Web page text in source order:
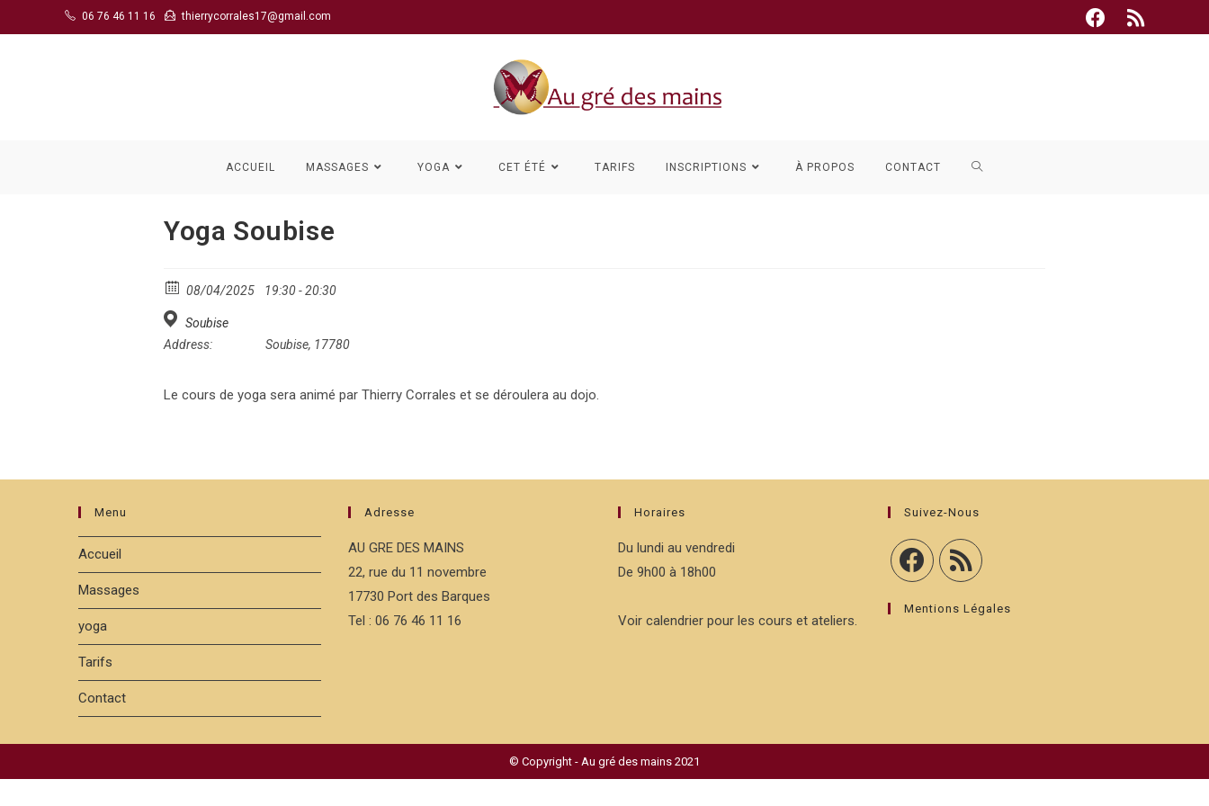
to
06 76 46 11 16 thierrycorrales17@gmail.com
ACCUEIL MASSAGES YOGA CET ÉTÉ TARIFS INSCRIPTIONS À PROPOS CONTACT TOGGLE
Yoga Soubise
08/04/2025 19:30 - 20:30
Soubise
Address:
Soubise, 17780
Le cours de yoga sera animé par Thierry Corrales et se déroulera au dojo.
Menu
Accueil
Massages
yoga
Tarifs
Contact
Adresse
AU GRE DES MAINS
22, rue du 11 novembre
17730 Port des Barques
Tel : 06 76 46 11 16
Horaires
Du lundi au vendredi
De 9h00 à 18h00
Voir calendrier pour les cours et ateliers.
Suivez-Nous
Mentions Légales
© Copyright - Au gré des mains 2021